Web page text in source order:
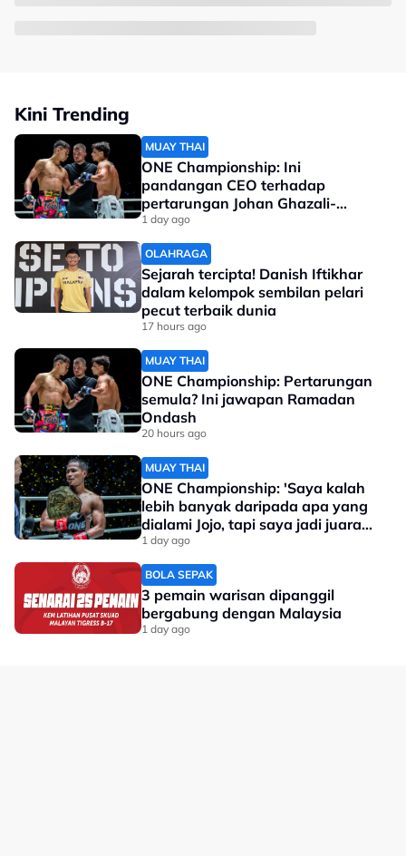
Kini Trending
MUAY THAI
ONE Championship: Ini
pandangan CEO terhadap
pertarungan Johan Ghazali-
Ramadan Ondash
1 day ago
OLAHRAGA
Sejarah tercipta! Danish Iftikhar
dalam kelompok sembilan pelari
pecut terbaik dunia
17 hours ago
MUAY THAI
ONE Championship: Pertarungan
semula? Ini jawapan Ramadan
Ondash
20 hours ago
MUAY THAI
ONE Championship: 'Saya kalah
lebih banyak daripada apa yang
dialami Jojo, tapi saya jadi juara
dunia'
1 day ago
BOLA SEPAK
3 pemain warisan dipanggil
bergabung dengan Malaysia
1 day ago